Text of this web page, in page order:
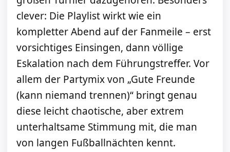
clever: Die Playlist wirkt wie ein
kompletter Abend auf der Fanmeile – erst
vorsichtiges Einsingen, dann völlige
Eskalation nach dem Führungstreffer. Vor
allem der Partymix von „Gute Freunde
(kann niemand trennen)“ bringt genau
diese leicht chaotische, aber extrem
unterhaltsame Stimmung mit, die man
von langen Fußballnächten kennt.